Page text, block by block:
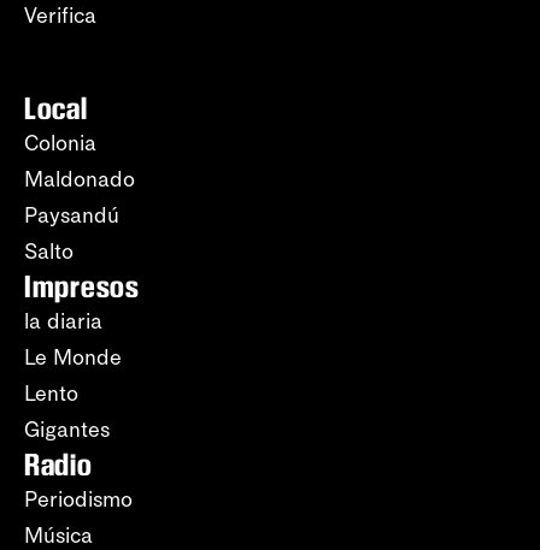
Verifica
Local
Colonia
Maldonado
Paysandú
Salto
Impresos
la diaria
Le Monde
Lento
Gigantes
Radio
Periodismo
Música